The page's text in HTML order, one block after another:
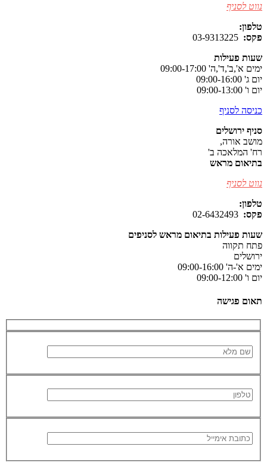
נווט לסניף
טלפון:
פקס: 03-9313225
שעות פעילות
ימים א',ב',ד',ה' 09:00-17:00
יום ג' 09:00-16:00
יום ו' 09:00-13:00
כניסה לסניף
סניף ירושלים
מושב אורה,
רח' המלאכה ב'
בתיאום מראש
נווט לסניף
טלפון:
פקס:
שעות פעילות בתיאום מראש לסניפים
פתח תקווה
ירושלים
ימים א'-ה' 09:00-16:00
יום ו' 09:00-12:00
תאום פגישה